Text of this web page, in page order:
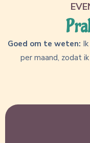
Goed om te weten:
per maand, zodat